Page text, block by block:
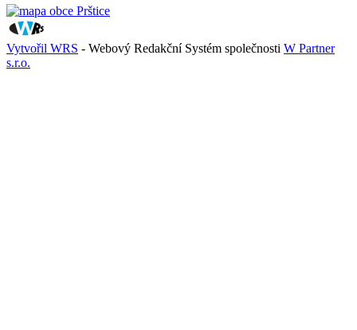
Vytvořil WRS - Webový Redakční Systém společnosti W Partner
s.r.o.